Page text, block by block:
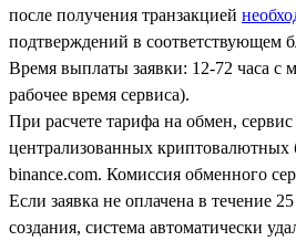
после получения транзакцией
подтверждений в соответствующем
Время выплаты заявки: 12-72 часа с
рабочее время сервиса).
При расчете тарифа на обмен,
централизованных криптовалютных
binance.com. Комиссия обменного
Если заявка не оплачена в течение
создания, система автоматически